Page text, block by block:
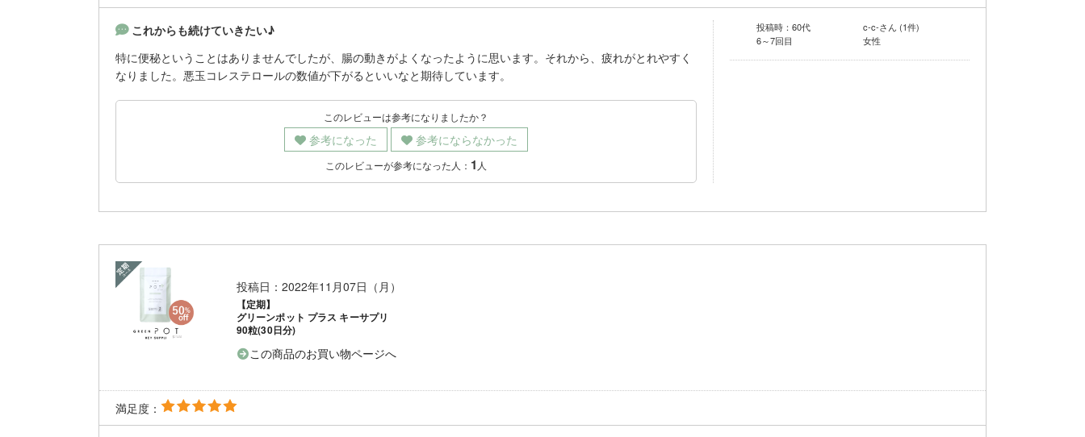
これからも続けていきたい♪
特に便秘ということはありませんでしたが、腸の動きがよくなったように思います。それから、疲れがとれやすく
なりました。悪玉コレステロールの数値が下がるといいなと期待しています。
このレビューは参考になりましたか？
参考になった 参考にならなかった
このレビューが参考になった人： 1 人
c-c-さん (1件)
投稿時：60代
女性
6～7回目
投稿日：2022年11月07日（月）
【定期】
グリーンポット プラス キーサプリ
90粒(30日分)
この商品のお買い物ページへ
満足度：